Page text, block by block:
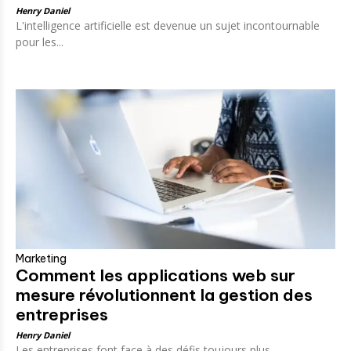
Henry Daniel
L'intelligence artificielle est devenue un sujet incontournable
pour les...
Marketing
Comment les applications web sur
mesure révolutionnent la gestion des
entreprises
Henry Daniel